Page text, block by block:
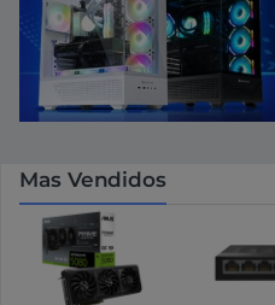
Mas Vendidos